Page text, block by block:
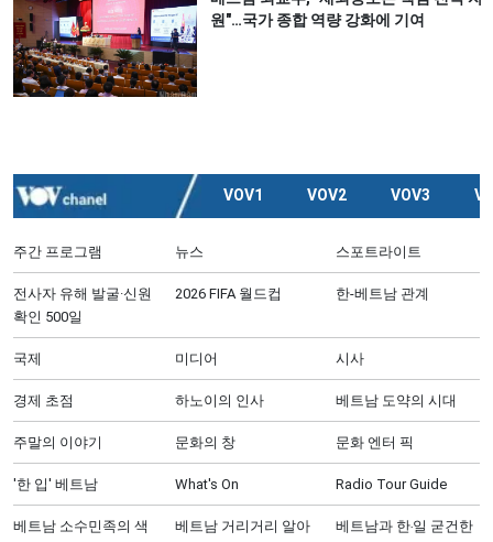
원"…국가 종합 역량 강화에 기여
VOV1 VOV2 VOV3
주간 프로그램 뉴스 스포트라이트
전사자 유해 발굴·신원
확인 500일
2026 FIFA 월드컵 한-베트남 관계
국제 미디어 시사
경제 초점 하노이의 인사 베트남 도약의 시대
주말의 이야기 문화의 창 문화 엔터 픽
'한 입' 베트남 What's On Radio Tour Guide
베트남 소수민족의 색
베트남 거리거리 알아
베트남과 한‧일 굳건한